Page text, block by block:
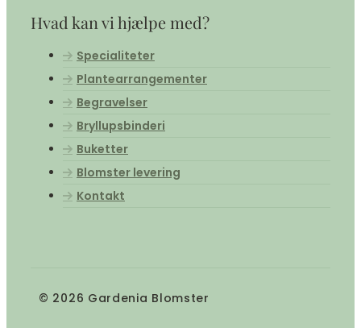
Hvad kan vi hjælpe med?
Specialiteter
Plantearrangementer
Begravelser
Bryllupsbinderi
Buketter
Blomster levering
Kontakt
© 2026 Gardenia Blomster